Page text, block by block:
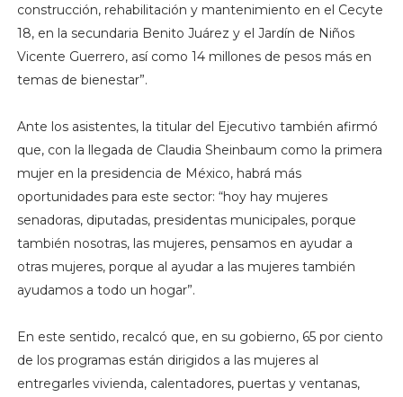
construcción, rehabilitación y mantenimiento en el Cecyte
18, en la secundaria Benito Juárez y el Jardín de Niños
Vicente Guerrero, así como 14 millones de pesos más en
temas de bienestar”.
Ante los asistentes, la titular del Ejecutivo también afirmó
que, con la llegada de Claudia Sheinbaum como la primera
mujer en la presidencia de México, habrá más
oportunidades para este sector: “hoy hay mujeres
senadoras, diputadas, presidentas municipales, porque
también nosotras, las mujeres, pensamos en ayudar a
otras mujeres, porque al ayudar a las mujeres también
ayudamos a todo un hogar”.
En este sentido, recalcó que, en su gobierno, 65 por ciento
de los programas están dirigidos a las mujeres al
entregarles vivienda, calentadores, puertas y ventanas,